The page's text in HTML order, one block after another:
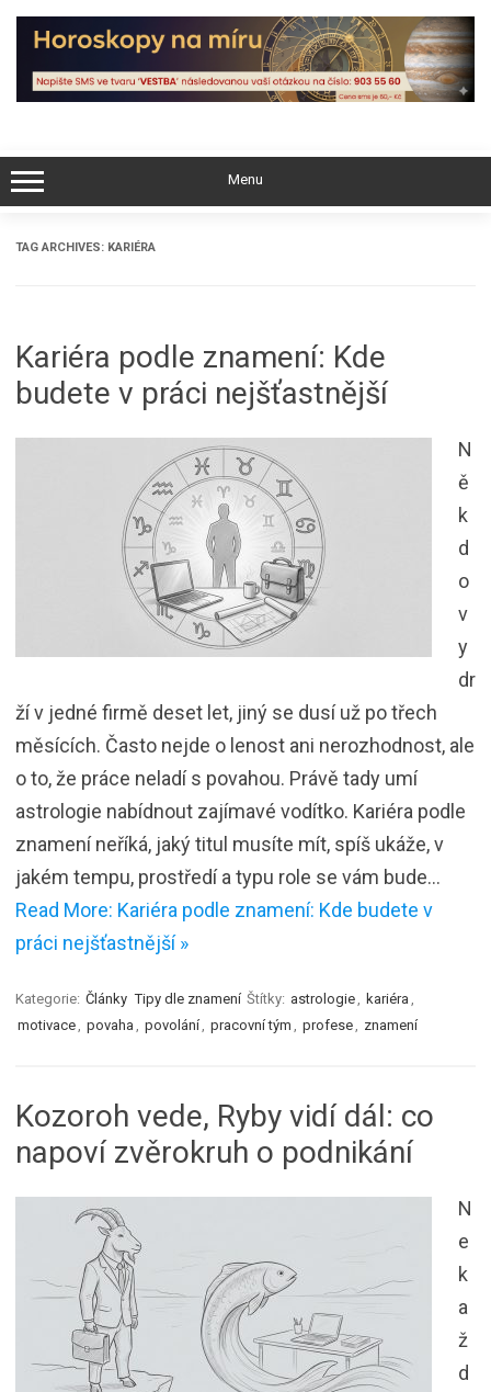
Skip
content
Menu
TAG ARCHIVES: KARIÉRA
Kariéra podle znamení: Kde
budete v práci nejšťastnější
N
ě
k
d
o
v
y
dr
ží v jedné firmě deset let, jiný se dusí už po třech
měsících. Často nejde o lenost ani nerozhodnost, ale
o to, že práce neladí s povahou. Právě tady umí
astrologie nabídnout zajímavé vodítko. Kariéra podle
znamení neříká, jaký titul musíte mít, spíš ukáže, v
jakém tempu, prostředí a typu role se vám bude…
Read More: Kariéra podle znamení: Kde budete v
práci nejšťastnější »
Kategorie: Články Tipy dle znamení Štítky: astrologie kariéra
motivace
povaha povolání pracovní tým profese znamení
Kozoroh vede, Ryby vidí dál: co
napoví zvěrokruh o podnikání
N
e
k
a
ž
d